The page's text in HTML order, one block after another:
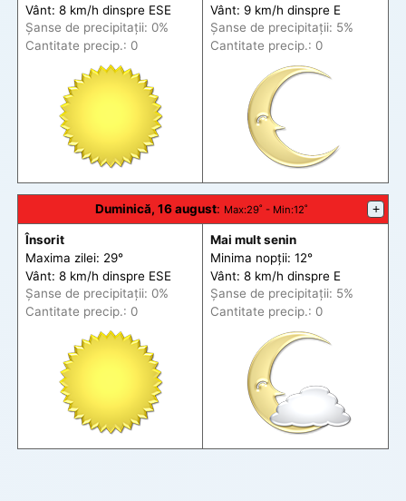
Vânt: 8 km/h dinspre ESE
Șanse de precipitații: 0%
Cantitate precip.: 0
Vânt: 9 km/h dinspre E
Șanse de precipitații: 5%
Cantitate precip.: 0
Duminică, 16 august: Max:29˚ - Min:12˚ +
Însorit
Maxima zilei: 29°
Vânt: 8 km/h dinspre ESE
Șanse de precipitații: 0%
Cantitate precip.: 0
Mai mult senin
Minima nopții: 12°
Vânt: 8 km/h dinspre E
Șanse de precipitații: 5%
Cantitate precip.: 0